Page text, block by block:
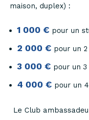
maison, duplex) :
1 000 € pour un
2 000 € pour un
3 000 € pour un 3
4 000 € pour un
Le Club